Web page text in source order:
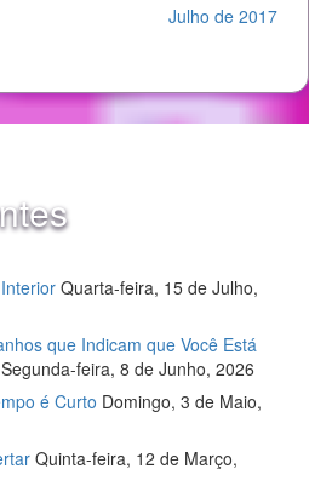
Julho de 2017
Quarta-feira, 15 de Julho,
que Indicam que Você Está
Segunda-feira, 8 de Junho, 2026
é Curto Domingo, 3 de Maio,
Quinta-feira, 12 de Março,